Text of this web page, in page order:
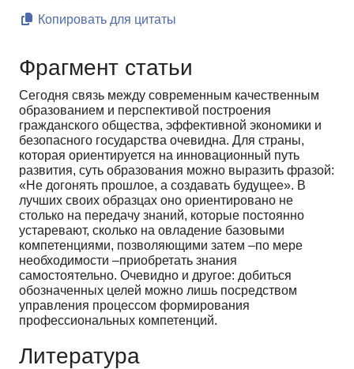
Копировать для цитаты
Фрагмент статьи
Сегодня связь между современным качественным
образованием и перспективой построения
гражданского общества, эффективной экономики и
безопасного государства очевидна. Для страны,
которая ориентируется на инновационный путь
развития, суть образования можно выразить фразой:
«Не догонять прошлое, а создавать будущее». В
лучших своих образцах оно ориентировано не
столько на передачу знаний, которые постоянно
устаревают, сколько на овладение базовыми
компетенциями, позволяющими затем –по мере
необходимости –приобретать знания
самостоятельно. Очевидно и другое: добиться
обозначенных целей можно лишь посредством
управления процессом формирования
профессиональных компетенций.
Литература